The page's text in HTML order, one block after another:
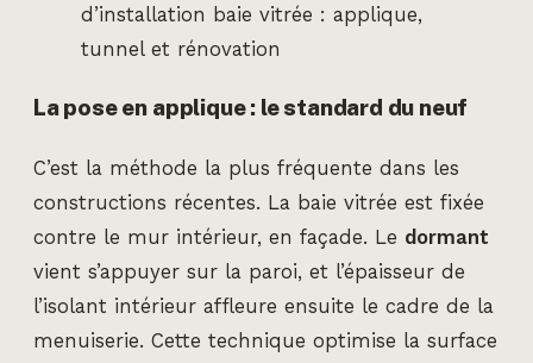
d’installation baie vitrée : applique,
tunnel et rénovation
La pose en applique : le standard du neuf
C’est la méthode la plus fréquente dans les
constructions récentes. La baie vitrée est fixée
contre le mur intérieur, en façade. Le dormant
vient s’appuyer sur la paroi, et l’épaisseur de
l’isolant intérieur affleure ensuite le cadre de la
menuiserie. Cette technique optimise la surface